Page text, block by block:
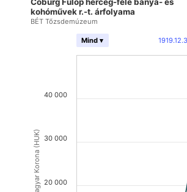
Magyar Korona (HUK)
Coburg Fülöp herceg-féle bánya- és
kohóművek r.-t. árfolyama
BÉT Tőzsdemúzeum
Mind ▾
20 000
30 000
40 000